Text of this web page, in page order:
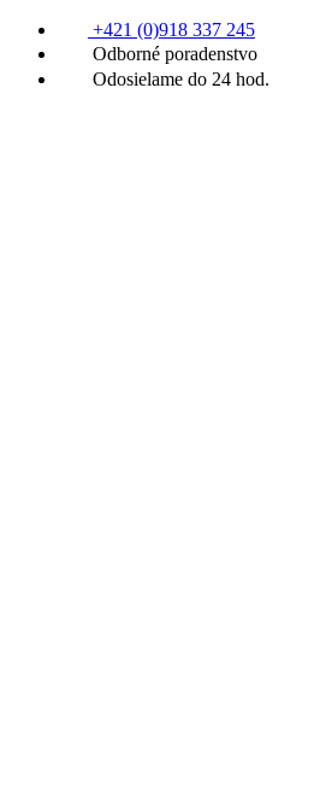
+421 (0)918 337 245
Odborné poradenstvo
Odosielame do 24 hod.